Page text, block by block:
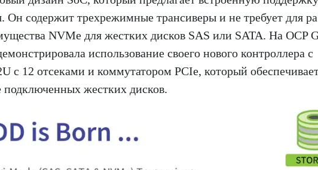
Он содержит трехрежимные трансиверы и не требует для
NVMe для жестких дисков SAS или SATA. На OCP
использование своего нового контроллера с
с 12 отсеками и коммутатором PCIe, который
жестких дисков.